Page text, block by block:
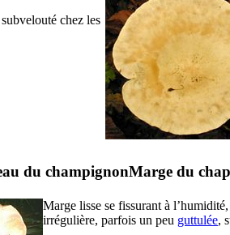
chez les
Marge du
Marge lisse se fissurant à
irrégulière, parfois un peu guttulée,